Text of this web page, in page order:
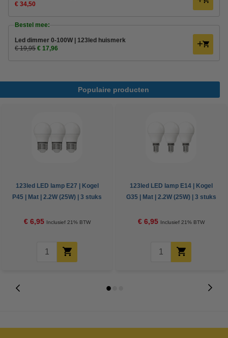
€ 34,50
Bestel mee:
Led dimmer 0-100W | 123led huismerk
€ 19,95 € 17,96
Populaire producten
123led LED lamp E27 | Kogel
P45 | Mat | 2.2W (25W) | 3 stuks
€ 6,95 Inclusief 21% BTW
123led LED lamp E14 | Kogel
G35 | Mat | 2.2W (25W) | 3 stuks
€ 6,95 Inclusief 21% BTW